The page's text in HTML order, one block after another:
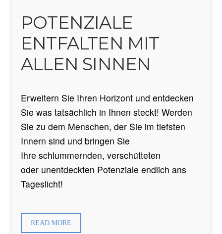
POTENZIALE
ENTFALTEN MIT
ALLEN SINNEN
Erweitern Sie Ihren Horizont und entdecken
Sie was tatsächlich in Ihnen steckt! Werden
Sie zu dem Menschen, der Sie im tiefsten
Innern sind und bringen Sie
Ihre schlummernden, verschütteten
oder unentdeckten Potenziale endlich ans
Tageslicht!
READ MORE